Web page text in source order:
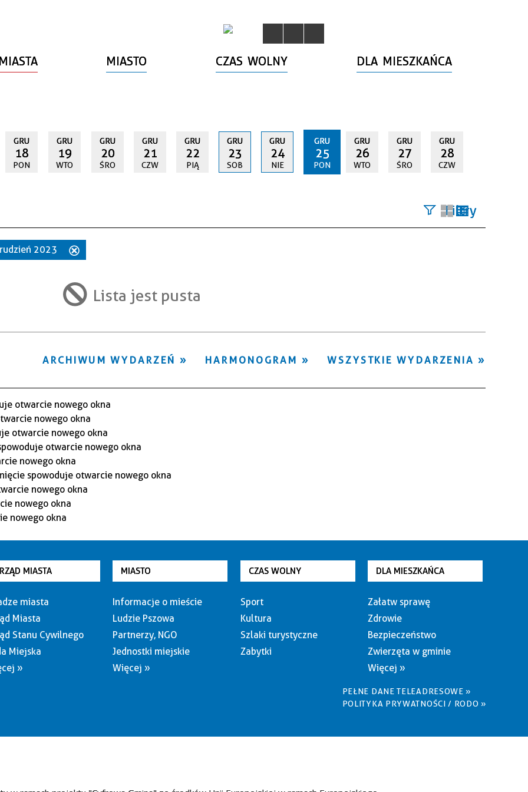
MIASTO CZAS WOLNY DLA MIESZKAŃCA
GRU
18
PON
GRU
19
WTO
GRU
20
ŚRO
GRU
21
CZW
GRU
22
PIĄ
GRU
23
SOB
GRU
24
NIE
GRU
25
PON
GRU
26
WTO
GRU
27
ŚRO
GRU
28
CZW
Filtry
Miejsce
2023
filtr
Lista jest pusta
WSZYSTKIE WYDARZENIA
HARMONOGRAM
ARCHIWUM WYDARZEŃ
MIASTA
miasta
Miasta
Stanu Cywilnego
Miejska
»
MIASTO
Informacje o mieście
Ludzie Pszowa
Partnerzy, NGO
Jednostki miejskie
Więcej »
CZAS WOLNY
Sport
Kultura
Szlaki turystyczne
Zabytki
DLA MIESZKAŃCA
Załatw sprawę
Zdrowie
Bezpieczeństwo
Zwierzęta w gminie
Więcej »
PEŁNE DANE TELEADRESOWE »
POLITYKA PRYWATNOŚCI / RODO »